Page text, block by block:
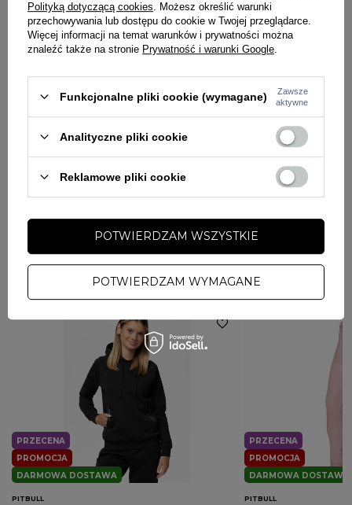
OPIS
Damska bluza z kapturem marki Octagon
Duże logo na lewej piersi
Bluza wykonana w 100% z bawełny
PŁEĆ KOBIETA
Potwierdź obecność oznaczeń lub etykiet
wymaganych przepisami
PYTANIA O PRODUKT
ZADAJ PYTANIE
WYBRANE DLA CIEBIE
PROMOCJA
PRZECENA
DARMOWA DOSTAWA
PITBULL
PROMOCJA
PRZECENA
DARMOWA DOSTAWA
PITBULL
Polityką dotyczącą cookies . Możesz określić warunki
przechowywania lub dostępu do cookie w Twojej przeglądarce.
Więcej informacji na temat warunków i prywatności można
znaleźć także na stronie Prywatność i warunki Google
Funkcjonalne pliki cookie (wymagane)
Zawsze
aktywne
Analityczne pliki cookie
Reklamowe pliki cookie
POTWIERDZAM WYMAGANE
POTWIERDZAM WSZYSTKIE